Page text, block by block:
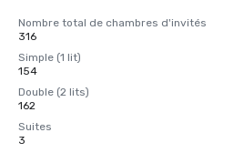
Nombre total de chambres d'invités
316
Simple (1 lit)
154
Double (2 lits)
162
Suites
3